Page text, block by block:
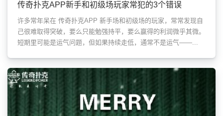
传奇扑克APP新手和初级场玩家常犯的3个错误
许多常年呆在 传奇扑克APP 新手场和初级场的玩家，常常发现自
己很难取得突破，要么只能勉强持平，要么赢得的利润微乎其微。
短期里可能是运气问题，但如果持续走低，通常不是运气——...